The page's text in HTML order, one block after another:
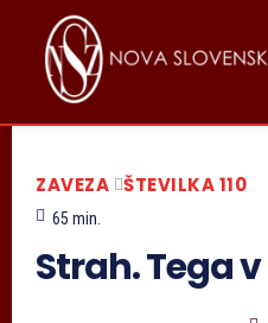
ZAVEZA ŠTEVILKA 110
65 min.
Strah. Tega